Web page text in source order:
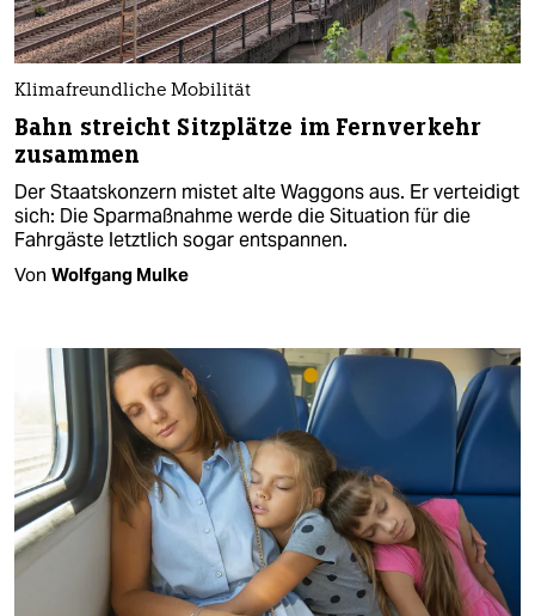
Klimafreundliche Mobilität
Bahn streicht Sitzplätze im Fernverkehr
zusammen
Der Staatskonzern mistet alte Waggons aus. Er verteidigt
sich: Die Sparmaßnahme werde die Situation für die
Fahrgäste letztlich sogar entspannen.
Von Wolfgang Mulke